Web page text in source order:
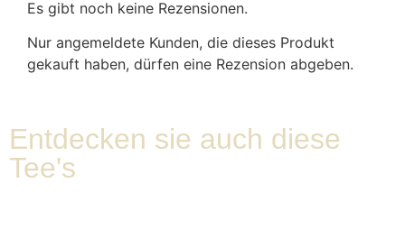
Es gibt noch keine Rezensionen.
Nur angemeldete Kunden, die dieses Produkt
gekauft haben, dürfen eine Rezension abgeben.
Entdecken sie auch diese
Tee's